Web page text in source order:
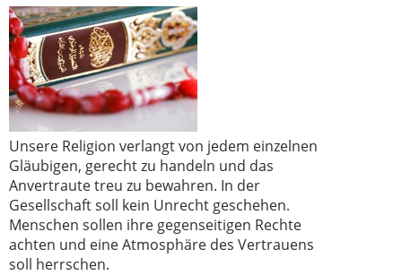
Unsere Religion verlangt von jedem einzelnen
Gläubigen, gerecht zu handeln und das
Anvertraute treu zu bewahren. In der
Gesellschaft soll kein Unrecht geschehen.
Menschen sollen ihre gegenseitigen Rechte
achten und eine Atmosphäre des Vertrauens
soll herrschen.